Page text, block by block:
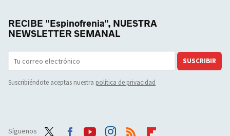
RECIBE "Espinofrenia", NUESTRA
NEWSLETTER SEMANAL
SUSCRIBIR
Suscribiéndote aceptas nuestra política de privacidad
Síguenos